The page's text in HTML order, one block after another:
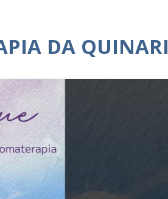
DA QUINARI